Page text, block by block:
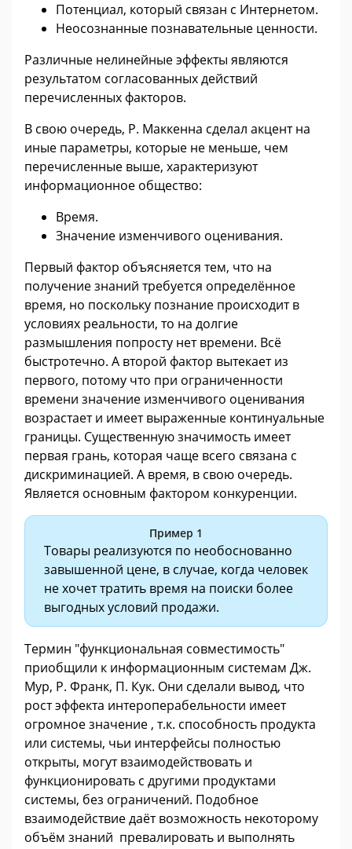
Потенциал, который связан с Интернетом.
Неосознанные познавательные ценности.
Различные нелинейные эффекты являются
результатом согласованных действий
перечисленных факторов.
В свою очередь, Р. Маккенна сделал акцент на
иные параметры, которые не меньше, чем
перечисленные выше, характеризуют
информационное общество:
Время.
Значение изменчивого оценивания.
Первый фактор объясняется тем, что на
получение знаний требуется определённое
время, но поскольку познание происходит в
условиях реальности, то на долгие
размышления попросту нет времени. Всё
быстротечно. А второй фактор вытекает из
первого, потому что при ограниченности
времени значение изменчивого оценивания
возрастает и имеет выраженные континуальные
границы. Существенную значимость имеет
первая грань, которая чаще всего связана с
дискриминацией. А время, в свою очередь.
Является основным фактором конкуренции.
Пример 1
Товары реализуются по необоснованно
завышенной цене, в случае, когда человек
не хочет тратить время на поиски более
выгодных условий продажи.
Термин "функциональная совместимость"
приобщили к информационным системам Дж.
Мур, Р. Франк, П. Кук. Они сделали вывод, что
рост эффекта интероперабельности имеет
огромное значение , т.к. способность продукта
или системы, чьи интерфейсы полностью
открыты, могут взаимодействовать и
функционировать с другими продуктами
системы, без ограничений. Подобное
взаимодействие даёт возможность некоторому
объём знаний превалировать и выполнять